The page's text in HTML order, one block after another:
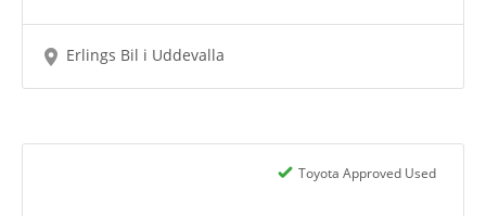
Erlings Bil i Uddevalla
Toyota Approved Used